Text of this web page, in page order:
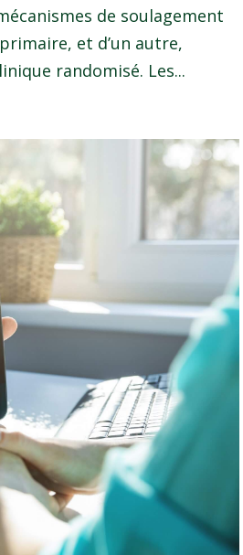
de soulagement
et d’un autre,
randomisé. Les...